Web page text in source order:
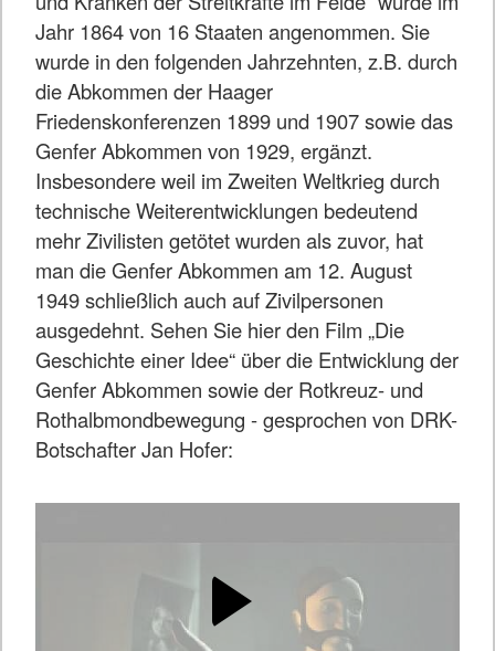
Jahr 1864 von 16 Staaten angenommen. Sie
wurde in den folgenden Jahrzehnten, z.B. durch
die Abkommen der Haager
Friedenskonferenzen 1899 und 1907 sowie das
Genfer Abkommen von 1929, ergänzt.
Insbesondere weil im Zweiten Weltkrieg durch
technische Weiterentwicklungen bedeutend
mehr Zivilisten getötet wurden als zuvor, hat
man die Genfer Abkommen am 12. August
1949 schließlich auch auf Zivilpersonen
ausgedehnt. Sehen Sie hier den Film „Die
Geschichte einer Idee“ über die Entwicklung der
Genfer Abkommen sowie der Rotkreuz- und
Rothalbmondbewegung - gesprochen von DRK-
Botschafter Jan Hofer: